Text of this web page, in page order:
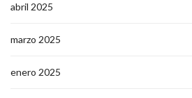
abril 2025
marzo 2025
enero 2025